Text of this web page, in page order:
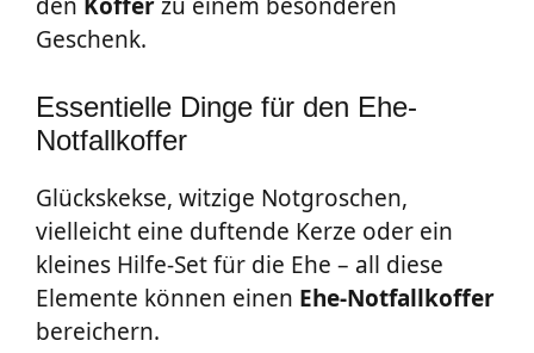
Geschenk.
Essentielle Dinge für den Ehe-
Notfallkoffer
Glückskekse, witzige Notgroschen,
vielleicht eine duftende Kerze oder ein
kleines Hilfe-Set für die Ehe – all diese
Elemente können einen Ehe-Notfallkoffer
bereichern.